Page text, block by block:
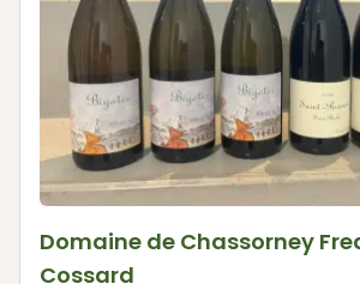
Domaine de Chassorney
Cossard